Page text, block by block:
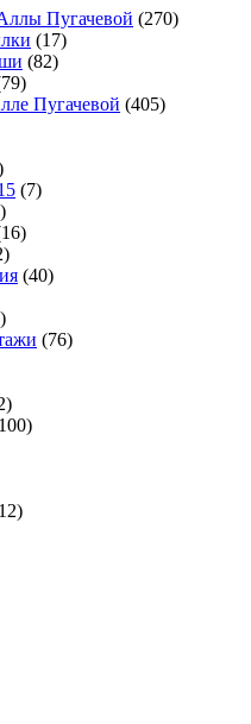
Пугачевой (270)
(17)
(82)
Пугачевой (405)
(7)
(40)
(76)